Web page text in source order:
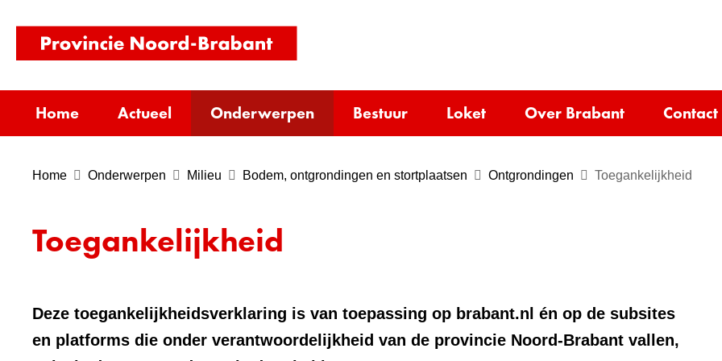
inhoud
homepage)
Home Actueel Onderwerpen Bestuur Loket Over Brabant Contact
Home Onderwerpen Milieu Bodem, ontgrondingen en stortplaatsen Ontgrondingen Toegankelijkheid
Toegankelijkheid
Deze toegankelijkheidsverklaring is van toepassing op brabant.nl én op de subsites
en platforms die onder verantwoordelijkheid van de provincie Noord-Brabant vallen,